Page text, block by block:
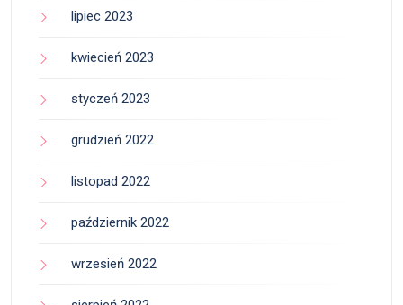
lipiec 2023
kwiecień 2023
styczeń 2023
grudzień 2022
listopad 2022
październik 2022
wrzesień 2022